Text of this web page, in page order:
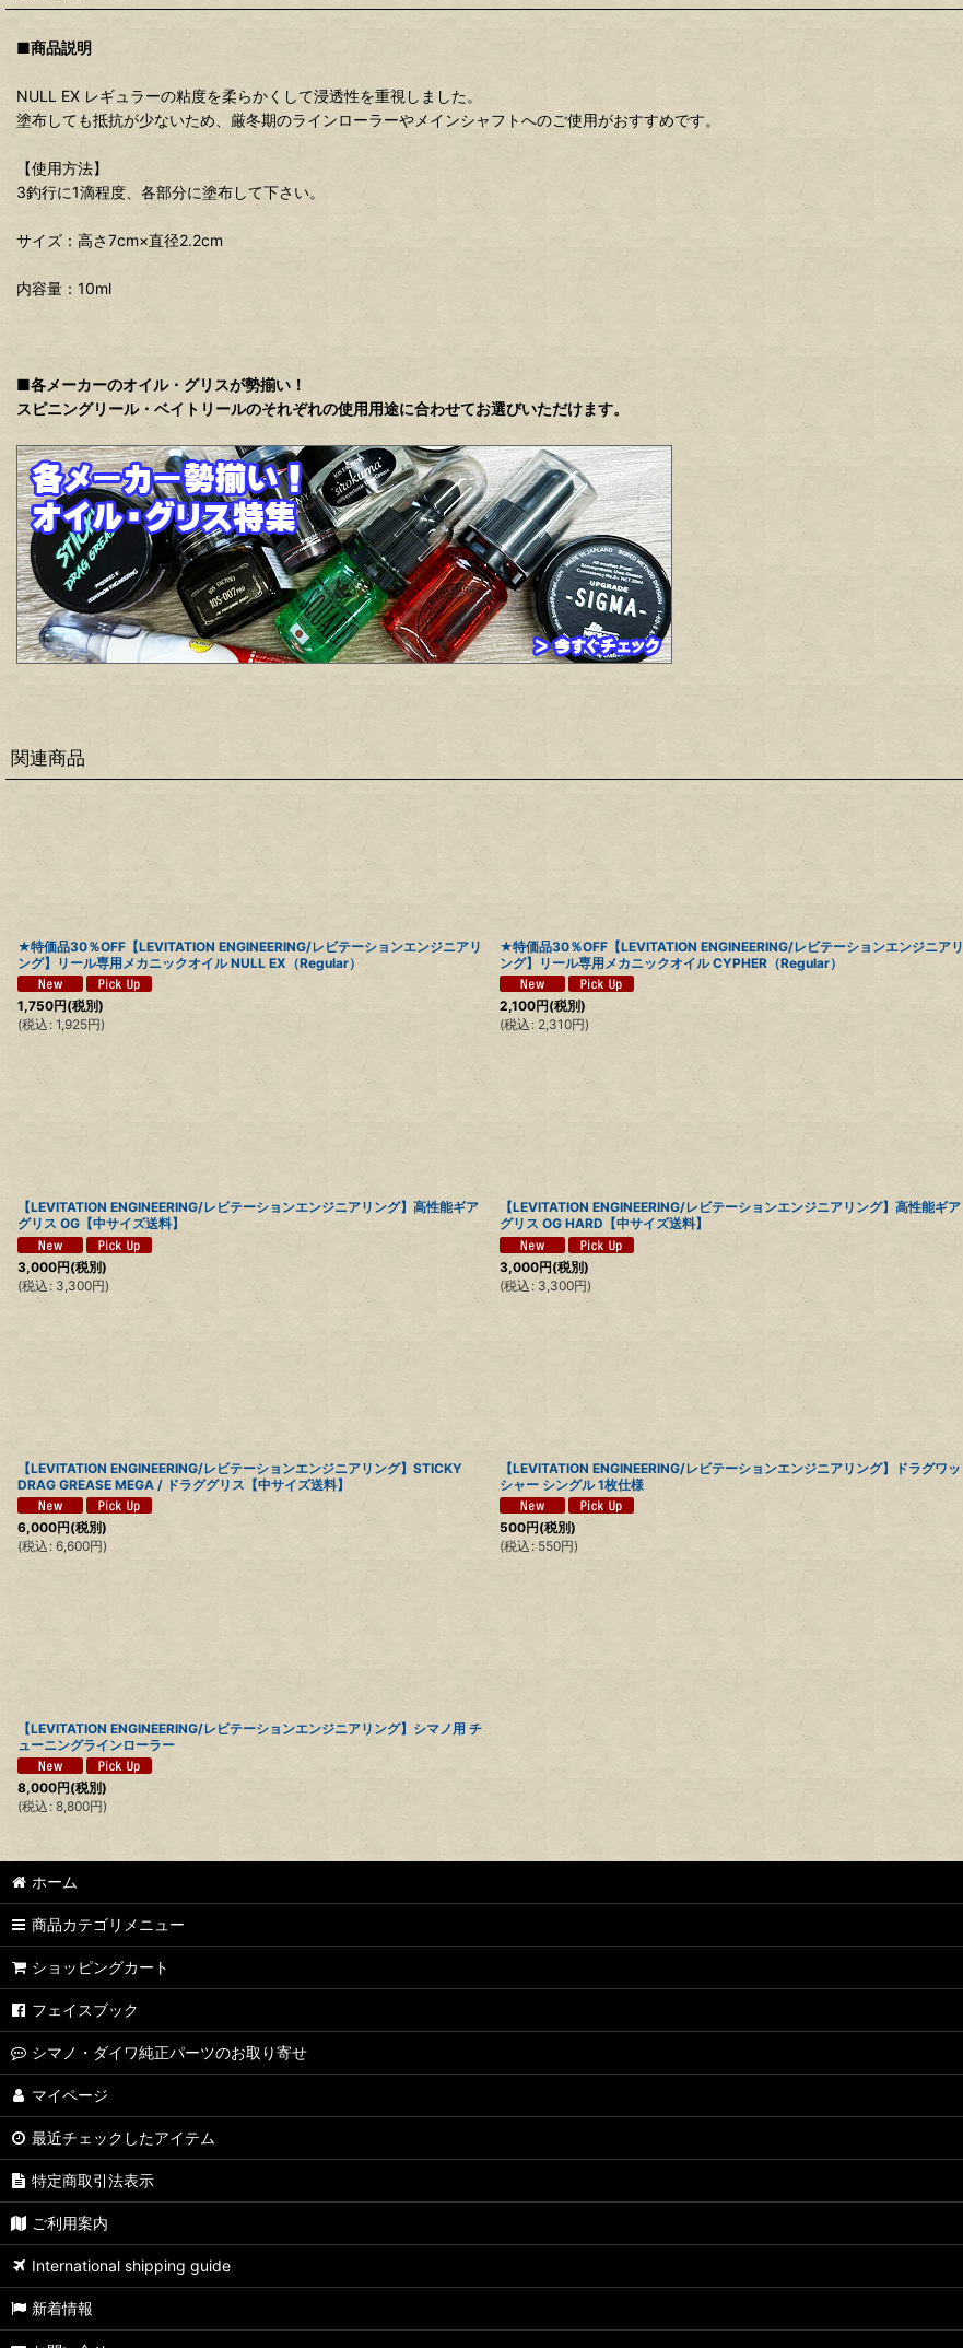
■商品説明
NULL EX レギュラーの粘度を柔らかくして浸透性を重視しました。
塗布しても抵抗が少ないため、厳冬期のラインローラーやメインシャフトへのご使用がおすすめです。
【使用方法】
3釣行に1滴程度、各部分に塗布して下さい。
サイズ：高さ7cm×直径2.2cm
内容量：10ml
■各メーカーのオイル・グリスが勢揃い！
スピニングリール・ベイトリールのそれぞれの使用用途に合わせてお選びいただけます。
関連商品
★特価品30％OFF【LEVITATION ENGINEERING/レビテーションエンジニアリ
ング】リール専用メカニックオイル NULL EX（Regular）
1,750円(税別)
(税込 : 1,925円)
★特価品30％OFF【LEVITATION ENGINEERING/レビテーションエンジニアリ
ング】リール専用メカニックオイル CYPHER（Regular）
2,100円(税別)
(税込 : 2,310円)
【LEVITATION ENGINEERING/レビテーションエンジニアリング】高性能ギア
グリス OG【中サイズ送料】
3,000円(税別)
(税込 : 3,300円)
【LEVITATION ENGINEERING/レビテーションエンジニアリング】高性能ギア
グリス OG HARD【中サイズ送料】
3,000円(税別)
(税込 : 3,300円)
【LEVITATION ENGINEERING/レビテーションエンジニアリング】STICKY
DRAG GREASE MEGA / ドラググリス【中サイズ送料】
6,000円(税別)
(税込 : 6,600円)
【LEVITATION ENGINEERING/レビテーションエンジニアリング】ドラグワッ
シャー シングル 1枚仕様
500円(税別)
(税込 : 550円)
【LEVITATION ENGINEERING/レビテーションエンジニアリング】シマノ用 チ
ューニングラインローラー
8,000円(税別)
(税込 : 8,800円)
ホーム
商品カテゴリメニュー
ショッピングカート
フェイスブック
シマノ・ダイワ純正パーツのお取り寄せ
マイページ
最近チェックしたアイテム
特定商取引法表示
ご利用案内
International shipping guide
新着情報